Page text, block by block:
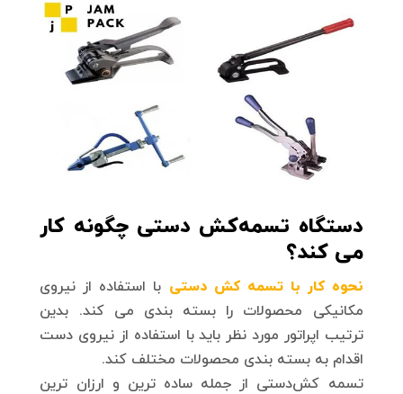
دستگاه تسمه‌کش دستی چگونه کار
می کند؟
نحوه کار با تسمه کش دستی با استفاده از نیروی
مکانیکی محصولات را بسته بندی می کند. بدین
ترتیب اپراتور مورد نظر باید با استفاده از نیروی دست
اقدام به بسته بندی محصولات مختلف کند.
تسمه کش‌دستی از جمله ساده ترین و ارزان ترین